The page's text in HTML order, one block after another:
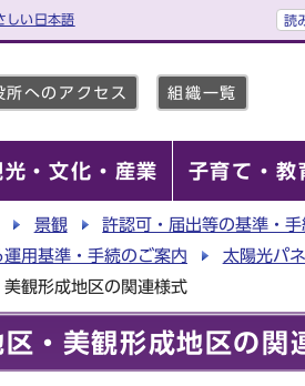
しい日本語 読
所へのアクセス 組織一覧
光・文化・産業 子育て・教
景観
許認可・届出等の基準・
用基準・手続のご案内
太陽光パ
美観形成地区の関連様式
区・美観形成地区の関